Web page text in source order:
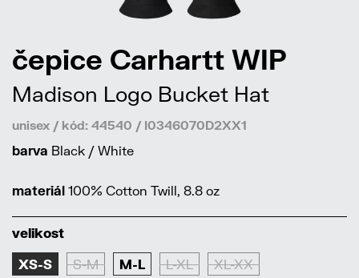
čepice Carhartt WIP
Madison Logo Bucket Hat
unisex / kód: 44540 / I0346070D2XX1
barva Black / White
materiál 100% Cotton Twill, 8.8 oz
velikost
XS-S S-M M-L L-XL XL-XX